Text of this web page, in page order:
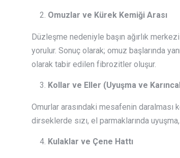
Omuzlar ve Kürek Kemiği Arası
Düzleşme nedeniyle başın ağırlık
yorulur. Sonuç olarak; omuz başlarında
olarak tabir edilen fibrozitler oluşur.
Kollar ve Eller (Uyuşma ve
Omurlar arasındaki mesafenin
dirseklerde sızı, el parmaklarında
Kulaklar ve Çene Hattı